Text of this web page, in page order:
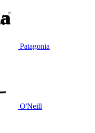
Patagonia
O'Neill